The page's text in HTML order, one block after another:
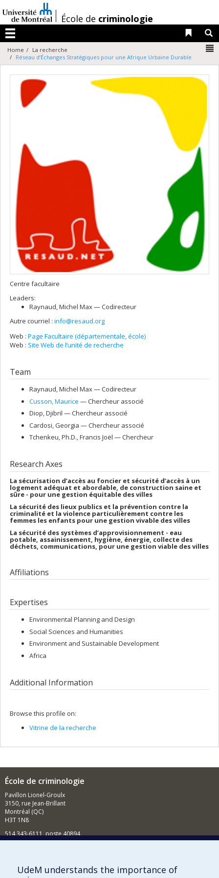
au
contenu
/École de criminologie
Menu
Liens
Home
La recherche
Réseau d’Échanges Stratégiques pour une Afrique Urbaine Durable
Centre facultaire
Leaders:
Raynaud, Michel Max— Codirecteur
Autre courriel : info@resaud.org
Web : Page Facultaire (départementale, école)
Web : Site Web de l’unité de recherche
Team
Raynaud, Michel Max— Codirecteur
Cusson, Maurice — Chercheur associé
Diop, Djibril — Chercheur associé
Cardosi, Georgia — Chercheur associé
Tchenkeu, Ph.D., Francis Joël — Chercheur
Research Axes
La sécurisation d’accès au foncier et sécurité d’accès à un
logement adéquat et abordable, de construction saine et
sûre - pour une gestion équitable des villes
La sécurité des lieux publics et la prévention contre la
criminalité et la violence particulièrement contre les
femmes les enfants pour une gestion vivable des villes
La sécurité des systèmes d’approvisionnement - eau
potable, assainissement, hygiène, énergie, collecte des
déchets, communications, pour une gestion viable des villes
Affiliations
Expertises
Environmental Planning and Design
Social Sciences and Humanities
Environment and Sustainable Development
Africa
Additional Information
Browse this profile on:
Vitrine de la recherche
École de criminologie
Pavillon Lionel-Groulx
3150, rue Jean-Brillant
Montréal (QC)
H3T 1N8
514 343-6111, poste 40894
Comment soutenir l'École?
UdeM understands the importance of